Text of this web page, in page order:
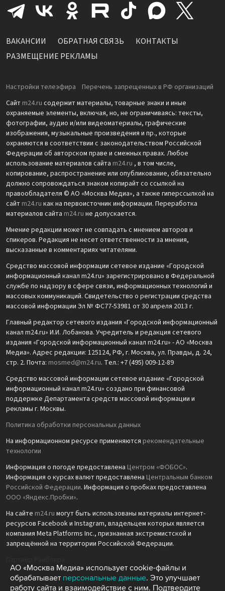
ВАКАНСИИ ОБРАТНАЯ СВЯЗЬ
КОНТАКТЫ
РАЗМЕЩЕНИЕ РЕКЛАМЫ
Настройки телеэфира
Перечень запрещенных в РФ организаций
Сайт m24.ru содержит материалы, товарные знаки и иные
охраняемые элементы, включая, но, не ограничиваясь: тексты,
фотографии, аудио и/или видеоматериалы, графические
изображения, музыкальные произведения и пр., которые
охраняются в соответствии с законодательством Российской
Федерации об авторском праве и смежных правах. Любое
использование материалов сайта m24.ru , в том числе,
копирование, распространение или опубликование, обязательно
должно сопровождаться знаком копирайт со ссылкой на
правообладателя © АО «Москва Медиа», а также гиперссылкой на
сайт m24.ru как на первоисточник информации. Переработка
материалов сайта m24.ru не допускается.
Мнение редакции может не совпадать с мнением авторов и
спикеров. Редакция не несет ответственности за мнения,
высказанные в комментариях читателями.
Средство массовой информации сетевое издание «Городской
информационный канал m24.ru» зарегистрировано в Федеральной
службе по надзору в сфере связи, информационных технологий и
массовых коммуникаций. Свидетельство о регистрации средства
массовой информации Эл № ФС77-53981 от 30 апреля 2013 г.
Главный редактор сетевого издания «Городской информационный
канал m24.ru» И.И. Лобанова. Учредитель и редакция сетевого
издания «Городской информационный канал m24.ru» - АО «Москва
Медиа». Адрес редакции: 125124, РФ, г. Москва, ул. Правды, д. 24,
стр. 2. Почта: mosmed@m24.ru. Тел.: +7 (495) 009-12-89
Средство массовой информации сетевое издание «Городской
информационный канал m24.ru» создано при финансовой
поддержке Департамента средств массовой информации и
рекламы г. Москвы.
Политика обработки персональных данных
На информационном ресурсе применяются рекомендательные
технологии
Информация о погоде предоставлена Центром «ФОБОС».
Информация о курсах валют предоставлена Центральным банком
Российской Федерации. Информация о пробках предоставлена
ООО «Яндекс.Пробки».
На сайте m24.ru могут быть использованы материалы интернет-
ресурсов Facebook и Instagram, владельцем которых является
компания Meta Platforms Inc., признанная экстремистской и
запрещённой на территории Российской Федерации.
АО «Москва Медиа» использует cookie-файлы и
обрабатывает персональные данные. Это улучшает
работу сайта и взаимодействие с ним. Подтвердите